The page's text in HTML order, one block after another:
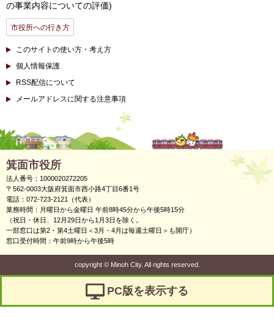
の事業内容についての評価)
市役所への行き方
このサイトの使い方・考え方
個人情報保護
RSS配信について
メールアドレスに関する注意事項
箕面市役所
法人番号：1000020272205
〒562-0003大阪府箕面市西小路4丁目6番1号
電話：072-723-2121（代表）
業務時間：月曜日から金曜日 午前8時45分から午後5時15分
（祝日・休日、12月29日から1月3日を除く。
一部窓口は第2・第4土曜日＜3月・4月は毎週土曜日＞も開庁）
窓口受付時間：午前9時から午後5時
copyright ©Minoh City. All rights reserved.
PC版を表示する